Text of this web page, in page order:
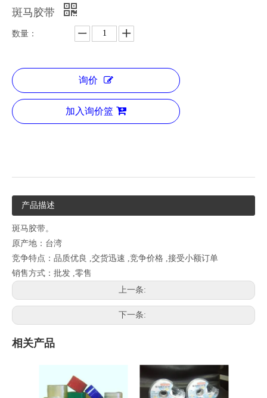
斑马胶带
数量：
询价
加入询价篮
产品描述
斑马胶带。
原产地：台湾
竞争特点：品质优良 ,交货迅速 ,竞争价格 ,接受小额订单
销售方式：批发 ,零售
上一条:
下一条:
相关产品